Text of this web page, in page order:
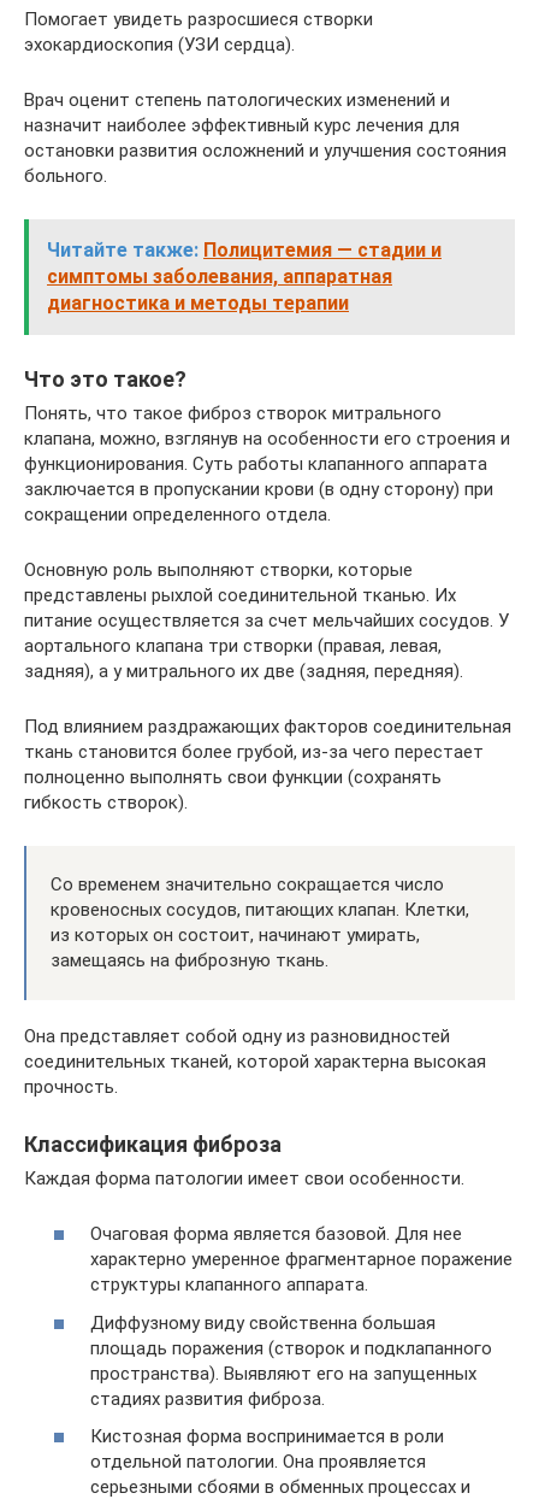
Помогает увидеть разросшиеся створки
эхокардиоскопия (УЗИ сердца).
Врач оценит степень патологических изменений и
назначит наиболее эффективный курс лечения для
остановки развития осложнений и улучшения состояния
больного.
Читайте также: Полицитемия — стадии и
симптомы заболевания, аппаратная
диагностика и методы терапии
Что это такое?
Понять, что такое фиброз створок митрального
клапана, можно, взглянув на особенности его строения и
функционирования. Суть работы клапанного аппарата
заключается в пропускании крови (в одну сторону) при
сокращении определенного отдела.
Основную роль выполняют створки, которые
представлены рыхлой соединительной тканью. Их
питание осуществляется за счет мельчайших сосудов. У
аортального клапана три створки (правая, левая,
задняя), а у митрального их две (задняя, передняя).
Под влиянием раздражающих факторов соединительная
ткань становится более грубой, из-за чего перестает
полноценно выполнять свои функции (сохранять
гибкость створок).
Со временем значительно сокращается число
кровеносных сосудов, питающих клапан. Клетки,
из которых он состоит, начинают умирать,
замещаясь на фиброзную ткань.
Она представляет собой одну из разновидностей
соединительных тканей, которой характерна высокая
прочность.
Классификация фиброза
Каждая форма патологии имеет свои особенности.
Очаговая форма является базовой. Для нее
характерно умеренное фрагментарное поражение
структуры клапанного аппарата.
Диффузному виду свойственна большая
площадь поражения (створок и подклапанного
пространства). Выявляют его на запущенных
стадиях развития фиброза.
Кистозная форма воспринимается в роли
отдельной патологии. Она проявляется
серьезными сбоями в обменных процессах и